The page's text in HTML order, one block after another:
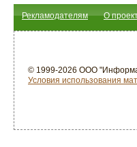
Рекламодателям О
© 1999-2026 ООО
Условия использования